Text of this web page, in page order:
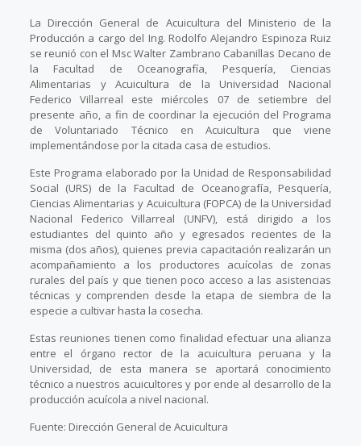
La Dirección General de Acuicultura del Ministerio de la
Producción a cargo del Ing. Rodolfo Alejandro Espinoza Ruiz
se reunió con el Msc Walter Zambrano Cabanillas Decano de
la Facultad de Oceanografía, Pesquería, Ciencias
Alimentarias y Acuicultura de la Universidad Nacional
Federico Villarreal este miércoles 07 de setiembre del
presente año, a fin de coordinar la ejecución del Programa
de Voluntariado Técnico en Acuicultura que viene
implementándose por la citada casa de estudios.
Este Programa elaborado por la Unidad de Responsabilidad
Social (URS) de la Facultad de Oceanografía, Pesquería,
Ciencias Alimentarias y Acuicultura (FOPCA) de la Universidad
Nacional Federico Villarreal (UNFV), está dirigido a los
estudiantes del quinto año y egresados recientes de la
misma (dos años), quienes previa capacitación realizarán un
acompañamiento a los productores acuícolas de zonas
rurales del país y que tienen poco acceso a las asistencias
técnicas y comprenden desde la etapa de siembra de la
especie a cultivar hasta la cosecha.
Estas reuniones tienen como finalidad efectuar una alianza
entre el órgano rector de la acuicultura peruana y la
Universidad, de esta manera se aportará conocimiento
técnico a nuestros acuicultores y por ende al desarrollo de la
producción acuícola a nivel nacional.
Fuente: Dirección General de Acuicultura